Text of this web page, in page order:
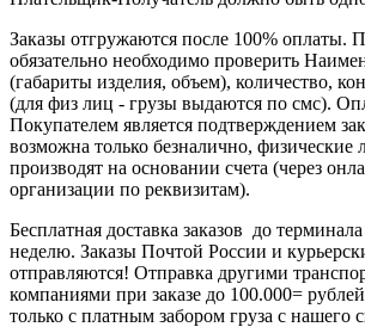
Заказы отгружаются после 100% оплаты.
обязательно необходимо проверить
(габариты изделия, объем), количество,
(для физ лиц - грузы выдаются по смс).
Покупателем является подтверждением
возможна только безналично, физические
производят на основании счета (через
организации по реквизитам).
Бесплатная доставка заказов до
неделю. Заказы Почтой России и
отправляются! Отправка другими
компаниями при заказе до 100.000=
только с платным забором груза с нашего